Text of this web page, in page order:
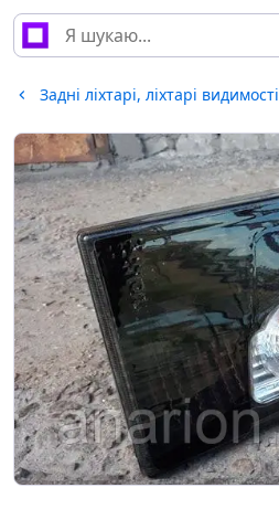
Задні ліхтарі, ліхтарі видимості